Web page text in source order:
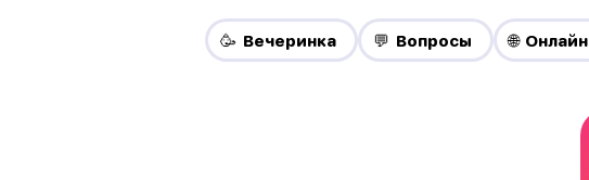
🥳 Вечеринка 💬 Вопросы 🌐 Онлайн